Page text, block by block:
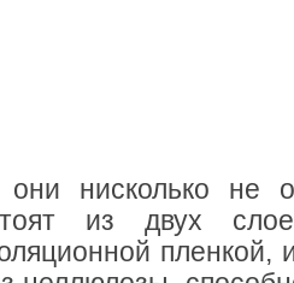
они нисколько не
из двух
пленкой,